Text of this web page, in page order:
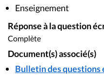
Enseignement
Réponse à la question
Complète
Document(s) associé(s)
Bulletin des questions